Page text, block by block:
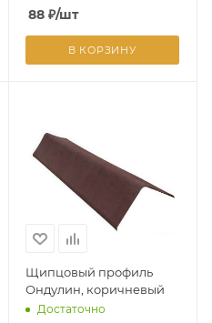
88₽/шт
В КОРЗИНУ
Щипцовый профиль
Ондулин, коричневый
Достаточно